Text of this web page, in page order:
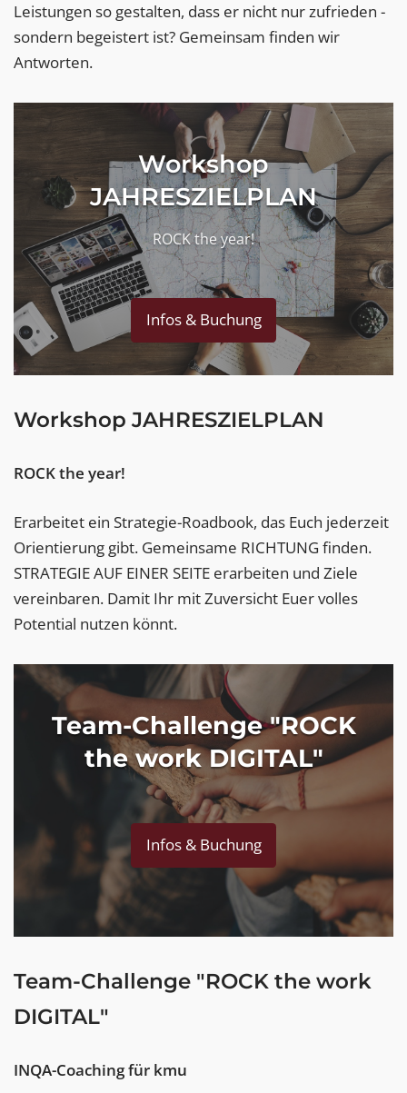
Leistungen so gestalten, dass er nicht nur zufrieden -
sondern begeistert ist? Gemeinsam finden wir
Antworten.
Workshop JAHRESZIELPLAN
ROCK the year!
Erarbeitet ein Strategie-Roadbook, das Euch jederzeit
Orientierung gibt. Gemeinsame RICHTUNG finden.
STRATEGIE AUF EINER SEITE erarbeiten und Ziele
vereinbaren. Damit Ihr mitZuversicht Euer volles
Potential nutzen könnt.
Workshop
JAHRESZIELPLAN
ROCK the year!
Infos & Buchung
Team-Challenge "ROCK
the work DIGITAL"
Infos & Buchung
Team-Challenge "ROCK the work
DIGITAL"
INQA-Coaching für kmu